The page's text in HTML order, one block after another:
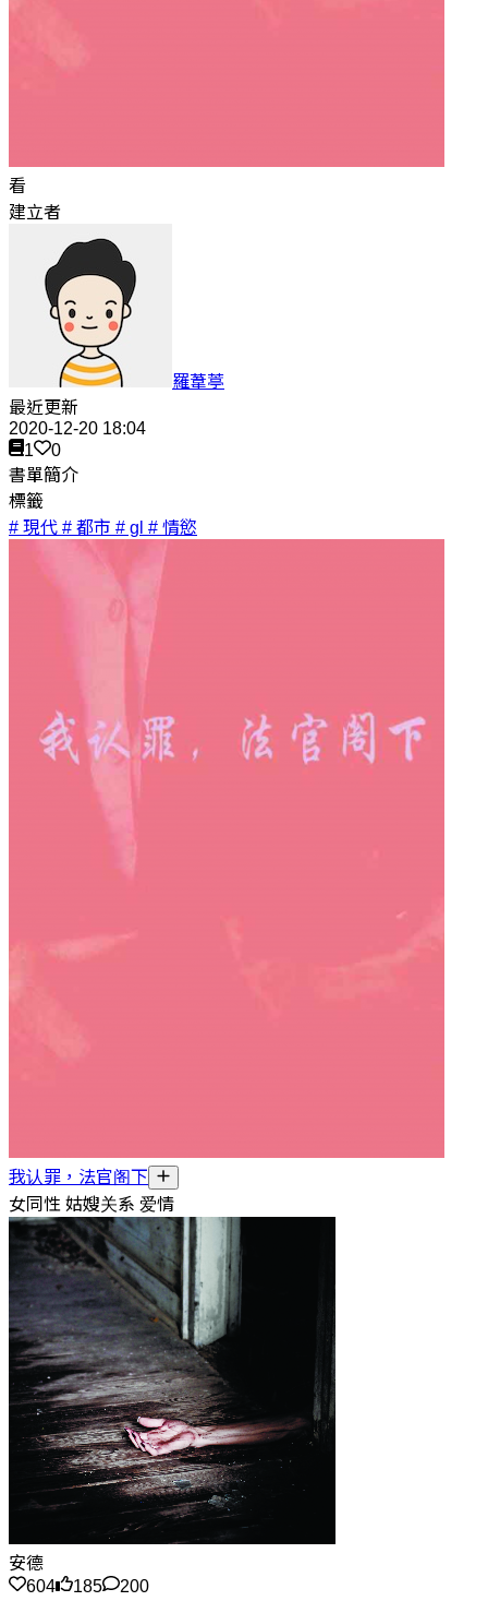
看
建立者
羅葦葶
最近更新
2020-12-20 18:04
1
0
書單簡介
標籤
# 現代 # 都市 # gl # 情慾
我认罪，法官阁下
女同性 姑嫂关系 爱情
安德
604
185
200